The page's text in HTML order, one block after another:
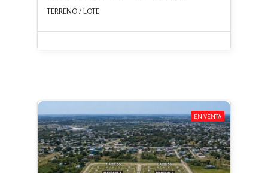
TERRENO / LOTE
EN VENTA